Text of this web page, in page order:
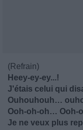
(Refrain)
Heey-ey-ey...!
J'étais celui qui
Ouhouhouh…
Ooh-oh-oh… Ooh-
Je ne veux plus